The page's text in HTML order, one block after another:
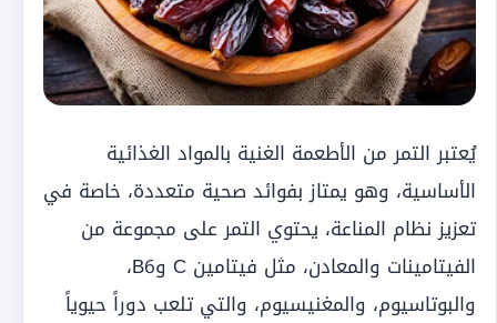
يُعتبر التمر من الأطعمة الغنية بالمواد الغذائية
الأساسية، وهو يمتاز بفوائد صحية متعددة، خاصة في
تعزيز نظام المناعة، يحتوي التمر على مجموعة من
الفيتامينات والمعادن، مثل فيتامين C وB6،
والبوتاسيوم، والمغنيسيوم، والتي تلعب دوراً حيوياً